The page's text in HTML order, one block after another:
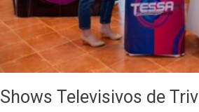
Shows Televisivos de